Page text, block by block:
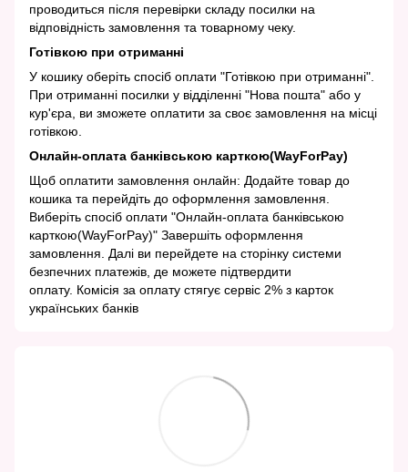
проводиться після перевірки складу посилки на
відповідність замовлення та товарному чеку.
Готівкою при отриманні
У кошику оберіть спосіб оплати "Готівкою при отриманні".
При отриманні посилки у відділенні "Нова пошта" або у
кур'єра, ви зможете оплатити за своє замовлення на місці
готівкою.
Онлайн-оплата банківською карткою(WayForPay)
Щоб оплатити замовлення онлайн: Додайте товар до
кошика та перейдіть до оформлення замовлення.
Виберіть спосіб оплати "Онлайн-оплата банківською
карткою(WayForPay)" Завершіть оформлення
замовлення. Далі ви перейдете на сторінку системи
безпечних платежів, де можете підтвердити
оплату. Комісія за оплату стягує сервіс 2% з карток
українських банків